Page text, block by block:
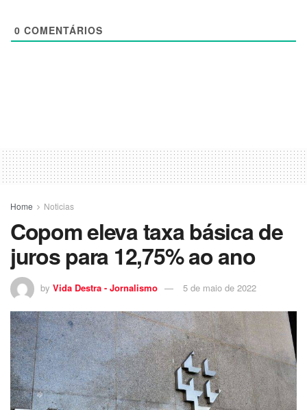
0 COMENTÁRIOS
Home Noticias
Copom eleva taxa básica de
juros para 12,75% ao ano
by Vida Destra - Jornalismo 5 de maio de 2022